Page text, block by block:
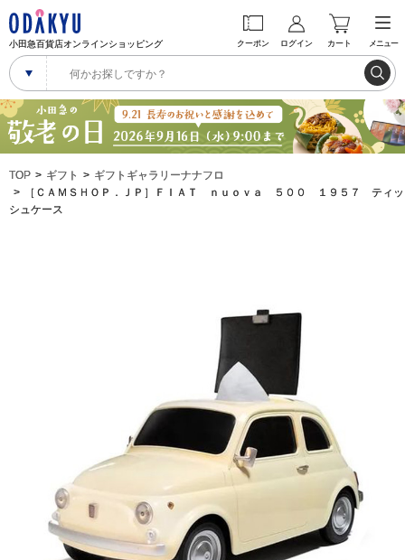
小田急百貨店オンラインショッピング クーポン ログイン カート メニュー
TOP ギフト
ギフトギャラリーナナフロ
［ＣＡＭＳＨＯＰ．ＪＰ］ＦＩＡＴ ｎｕｏｖａ ５００ １９５７ ティッ
シュケース